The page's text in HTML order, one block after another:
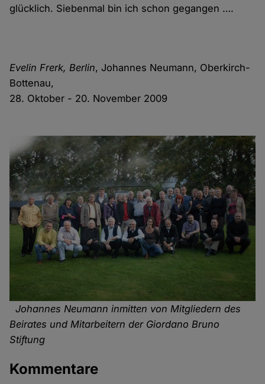
glücklich. Siebenmal bin ich schon gegangen ….
Evelin Frerk, Berlin, Johannes Neumann, Oberkirch-
Bottenau,
28. Oktober - 20. November 2009
Johannes Neumann inmitten von Mitgliedern des
Beirates und Mitarbeitern der Giordano Bruno
Stiftung
Kommentare